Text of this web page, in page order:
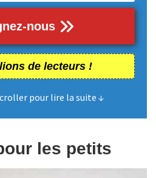
nous
de lecteurs !
pour lire la suite ↓
les petits